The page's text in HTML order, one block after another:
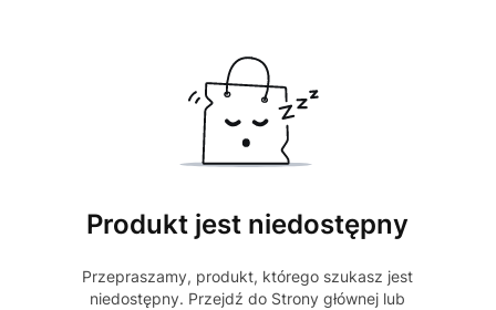
Produkt jest niedostępny
Przepraszamy, produkt, którego szukasz jest
niedostępny. Przejdź do Strony głównej lub